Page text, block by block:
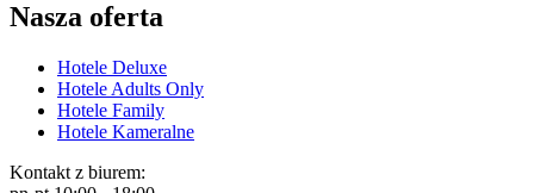
Nasza oferta
Hotele Deluxe
Hotele Adults Only
Hotele Family
Hotele Kameralne
Kontakt z biurem: